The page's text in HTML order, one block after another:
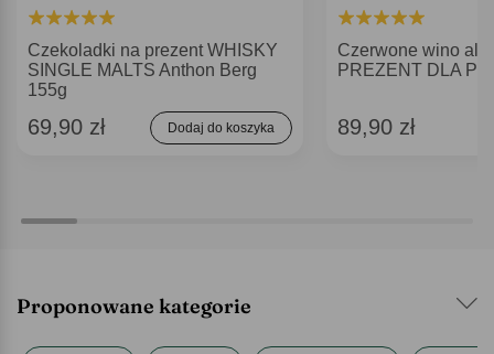
Czekoladki na prezent WHISKY
SINGLE MALTS Anthon Berg
155g
69,90 zł Dodaj do koszyka
Czerwone wino
PREZENT DLA
89,90 zł
Proponowane kategorie